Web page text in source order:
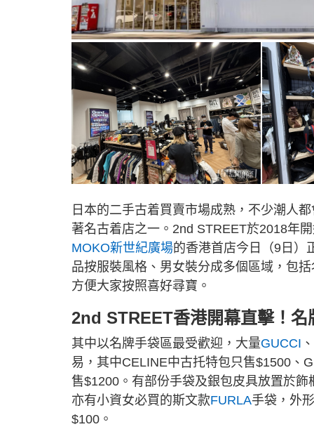
日本的二手古着買賣市場成熟，不少潮人
著名古着店之一。2nd STREET於2018年
MOKO新世紀廣場的香港首店今日（9日）
品按服裝風格、男女裝分成多個區域，包
方便大家按照喜好尋寶。
2nd STREET香港開幕直擊！
其中以名牌手袋區最受歡迎，大量GUCCI 、
易，其中CELINE中古托特包只售$1500、
售$1200。有部份手袋及銀包皮具放置於
亦有小資女必買的斯文款FURLA手袋，外
$100。